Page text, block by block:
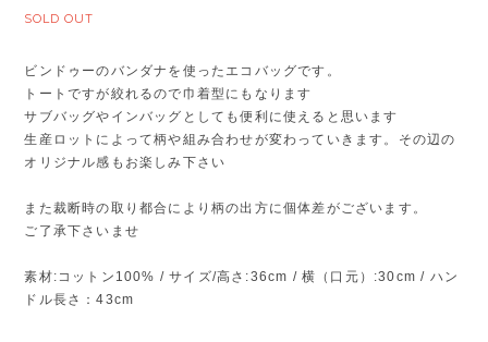
SOLD OUT
ビンドゥーのバンダナを使ったエコバッグです。
トートですが絞れるので巾着型にもなります
サブバッグやインバッグとしても便利に使えると思います
生産ロットによって柄や組み合わせが変わっていきます。その辺の
オリジナル感もお楽しみ下さい
また裁断時の取り都合により柄の出方に個体差がございます。
ご了承下さいませ
素材:コットン100% / サイズ/高さ:36cm / 横（口元）:30cm / ハン
ドル長さ：43cm